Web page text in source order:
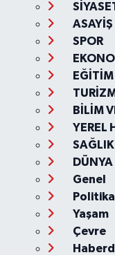
ASAYİŞ
SPOR
EĞİTİM
BİLİM
YEREL
SAĞLIK
DÜNYA
Genel
Politika
Yaşam
Çevre